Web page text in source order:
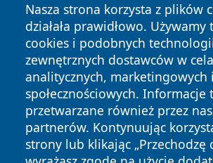
Nasza strona korzysta z plików
działała prawidłowo.
cookies i podobnych
zewnętrznych dostawców w
analitycznych, marketingowych i
społecznościowych. Informacje
przetwarzane również przez
partnerów. Kontynuując
strony lub klikając „Przechodzę
Copyright © 2026 ciechanowski24.pl
zastrzeżone.